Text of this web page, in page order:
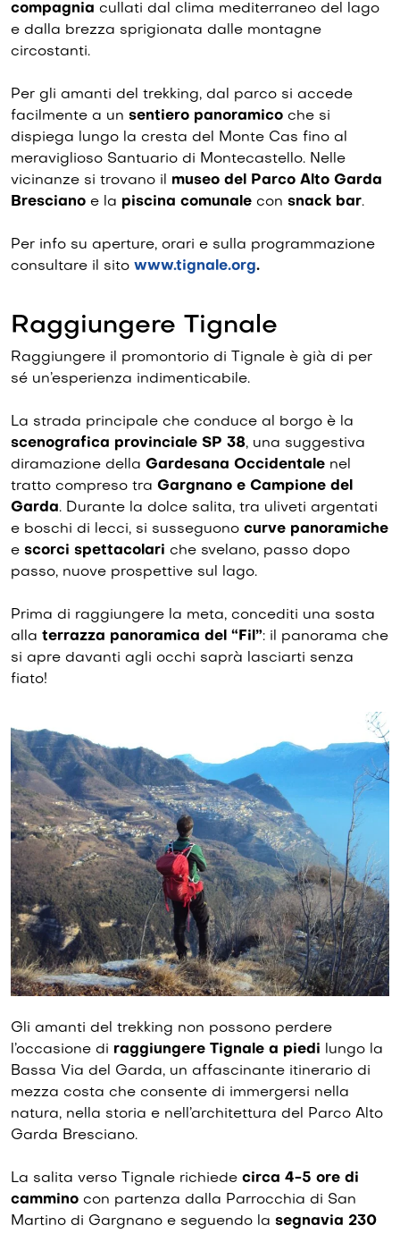
compagnia cullati dal clima mediterraneo del lago
e dalla brezza sprigionata dalle montagne
circostanti.
Per gli amanti del trekking, dal parco si accede
facilmente a un sentiero panoramico che si
dispiega lungo la cresta del Monte Cas fino al
meraviglioso Santuario di Montecastello. Nelle
vicinanze si trovano il museo del Parco Alto Garda
Bresciano e la piscina comunale con snack bar.
Per info su aperture, orari e sulla programmazione
consultare il sito www.tignale.org.
Raggiungere Tignale
Raggiungere il promontorio di Tignale è già di per
sé un’esperienza indimenticabile.
La strada principale che conduce al borgo è la
scenografica provinciale SP 38, una suggestiva
diramazione della Gardesana Occidentale nel
tratto compreso tra Gargnano e Campione del
Garda. Durante la dolce salita, tra uliveti argentati
e boschi di lecci, si susseguono curve panoramiche
e scorci spettacolari che svelano, passo dopo
passo, nuove prospettive sul lago.
Prima di raggiungere la meta, concediti una sosta
alla terrazza panoramica del “Fil”: il panorama che
si apre davanti agli occhi saprà lasciarti senza
fiato!
Gli amanti del trekking non possono perdere
l’occasione di raggiungere Tignale a piedi lungo la
Bassa Via del Garda, un affascinante itinerario di
mezza costa che consente di immergersi nella
natura, nella storia e nell’architettura del Parco Alto
Garda Bresciano.
La salita verso Tignale richiede circa 4-5 ore di
cammino con partenza dalla Parrocchia di San
Martino di Gargnano e seguendo la segnavia 230